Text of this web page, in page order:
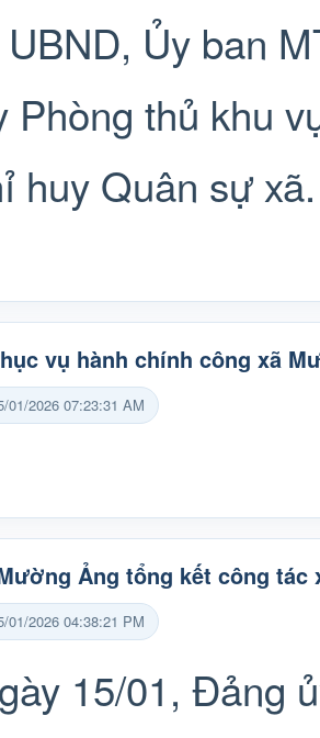
Ủy ban
Phòng thủ khu
huy Quân sự xã.
vụ hành chính công xã
01/2026 07:23:31 AM
Ảng tổng kết công tác
01/2026 04:38:21 PM
15/01, Đảng